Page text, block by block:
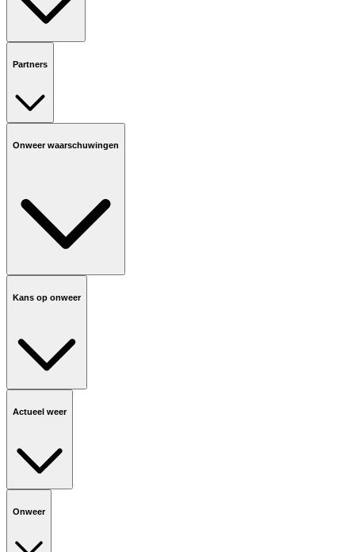
Partners
Onweer waarschuwingen
Kans op onweer
Actueel weer
Onweer